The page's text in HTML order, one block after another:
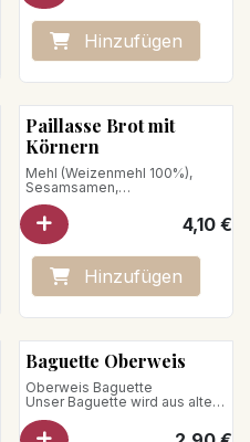
Hinzufügen
Paillasse Brot mit
Körnern
Mehl (Weizenmehl 100%),
Sesamsamen,
Sonnenblumensamen,
Leinsamen, Haferflocken
Nettogewicht : 470 g
4,10€
Hinzufügen
Baguette Oberweis
Oberweis Baguette
Unser Baguette wird aus altem
Weizenmehl* hergestellt und
von unseren